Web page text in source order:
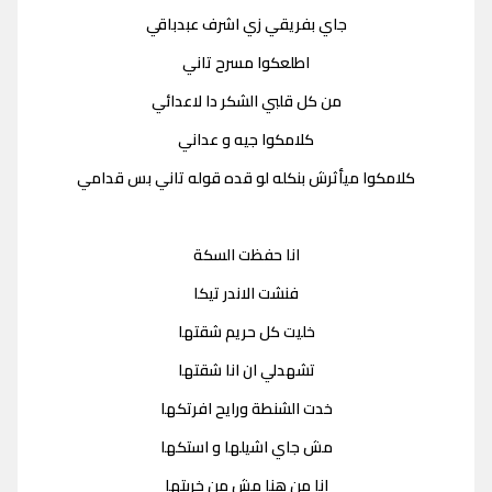
جاي بفريقي زي اشرف عبدباقي
اطلعكوا مسرح تاني
من كل قلبي الشكر دا لاعدائي
كلامكوا جيه و عداني
كلامكوا ميأثرش بنكله لو قده قوله تاني بس قدامي
انا حفظت السكة
فنشت الاندر تيكا
خليت كل حريم شقتها
تشهدلي ان انا شقتها
خدت الشنطة ورايح افرتكها
مش جاي اشيلها و استكها
انا من هنا مش من خربتها